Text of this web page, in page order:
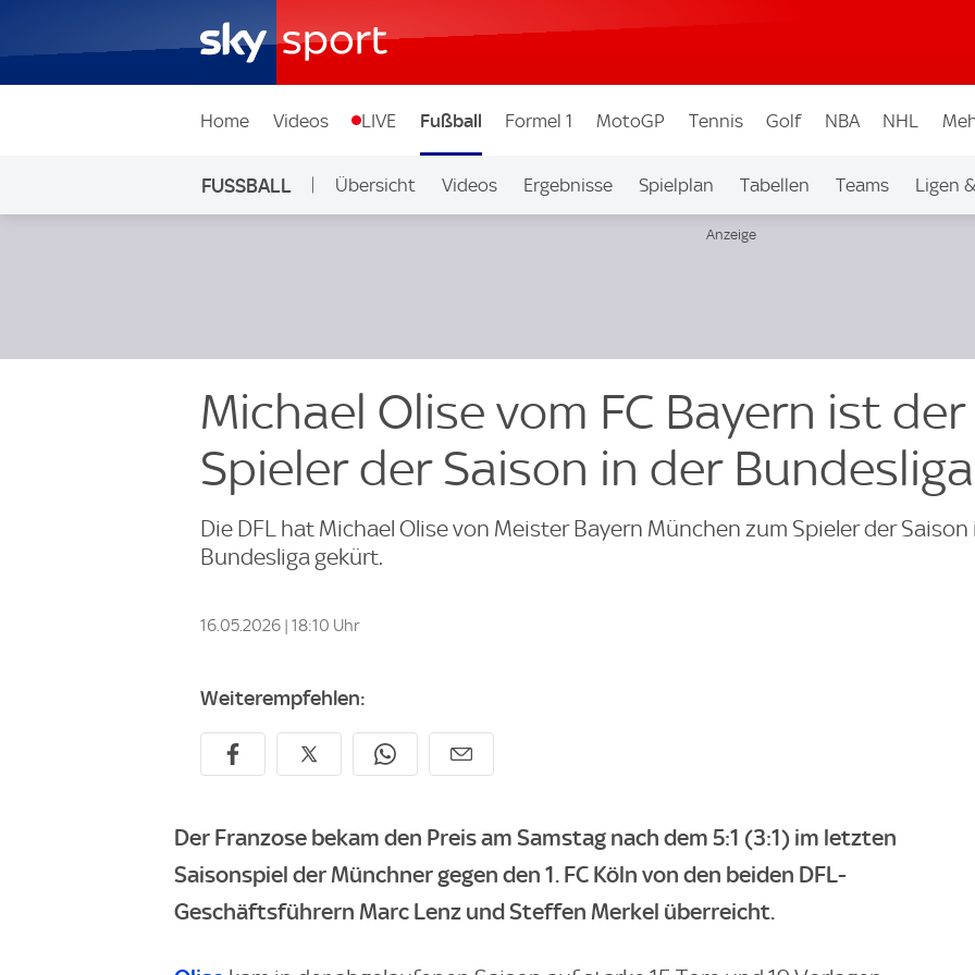
Home Videos LIVE Fußball Formel 1 MotoGP Tennis Golf NBA NHL
FUSSBALL Übersicht Videos Ergebnisse Spielplan Tabellen Teams Ligen
Michael Olise vom FC Bayern ist der
Spieler der Saison in der Bundesliga
Die DFL hat Michael Olise von Meister Bayern München zum Spieler der Saison
Bundesliga gekürt.
16.05.2026 | 18:10 Uhr
Weiterempfehlen:
Der Franzose bekam den Preis am Samstag nach dem 5:1 (3:1) im letzten
Saisonspiel der Münchner gegen den 1. FC Köln von den beiden DFL-
Geschäftsführern Marc Lenz und Steffen Merkel überreicht.